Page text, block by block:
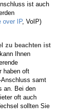
ist auch
over IP, VoIP)
zu beachten ist
Ihnen
haben oft
samt
an. Bei den
oft auch
sollten Sie